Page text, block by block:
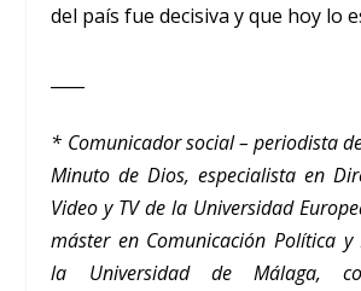
del país fue decisiva y que hoy lo
* Comunicador social – periodista
Minuto de Dios, especialista en
Video y TV de la Universidad
máster en Comunicación Política y
la Universidad de Málaga,